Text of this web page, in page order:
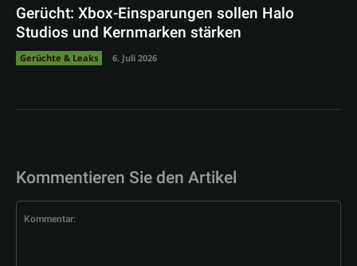
Gerücht: Xbox-Einsparungen sollen Halo
Studios und Kernmarken stärken
Gerüchte & Leaks 6. Juli 2026
Kommentieren Sie den Artikel